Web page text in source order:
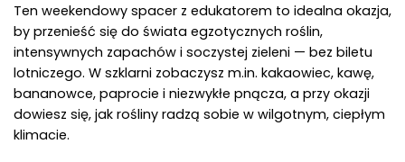
Ten weekendowy spacer z edukatorem to idealna okazja,
by przenieść się do świata egzotycznych roślin,
intensywnych zapachów i soczystej zieleni — bez biletu
lotniczego. W szklarni zobaczysz m.in. kakaowiec, kawę,
bananowce, paprocie i niezwykłe pnącza, a przy okazji
dowiesz się, jak rośliny radzą sobie w wilgotnym, ciepłym
klimacie.